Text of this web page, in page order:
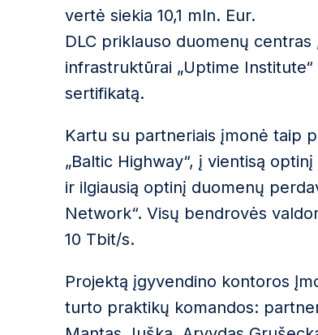
vertė siekia 10,1 mln. Eur.
DLC priklauso duomenų
infrastruktūrai „Uptime
sertifikatą.
Kartu su partneriais įmonė taip
„Baltic Highway“, į vientisą
ir ilgiausią optinį duomenų
Network“. Visų bendrovės
10 Tbit/s.
Projektą įgyvendino kontoros
turto praktikų komandos: